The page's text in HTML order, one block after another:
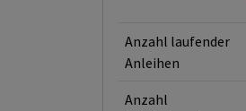
Anzahl laufender
Anleihen
Anzahl